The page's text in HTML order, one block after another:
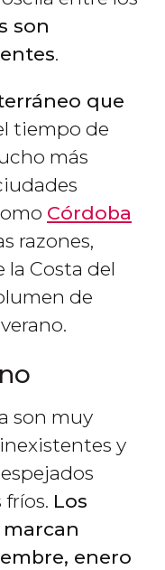
son
.
que
tiempo de
más
Córdoba
razones,
la Costa del
de
son muy
y
fríos. Los
enero